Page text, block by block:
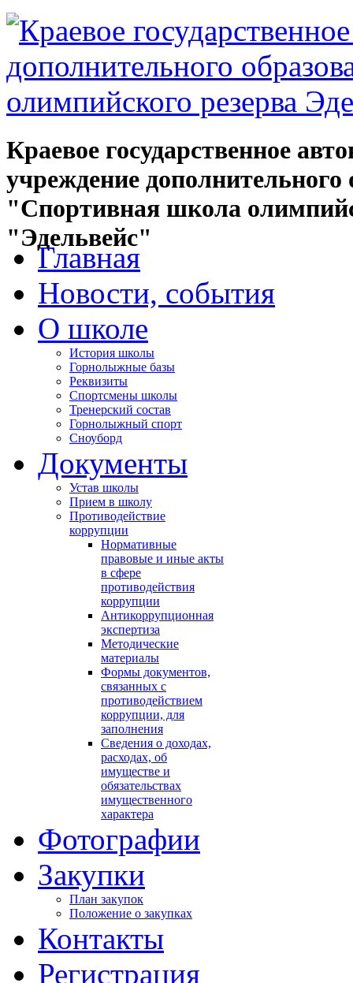
Краевое государственное
учреждение дополнительного
"Спортивная школа
"Эдельвейс"
Главная
Новости, события
О школе
История школы
Горнолыжные базы
Реквизиты
Спортсмены школы
Тренерский состав
Горнолыжный спорт
Сноуборд
Документы
Устав школы
Прием в школу
Противодействие
коррупции
Нормативные
правовые и иные акты
в сфере
противодействия
коррупции
Антикоррупционная
экспертиза
Методические
материалы
Формы документов,
связанных с
противодействием
коррупции, для
заполнения
Сведения о доходах,
расходах, об
имуществе и
обязательствах
имущественного
характера
Фотографии
Закупки
План закупок
Положение о закупках
Контакты
Регистрация